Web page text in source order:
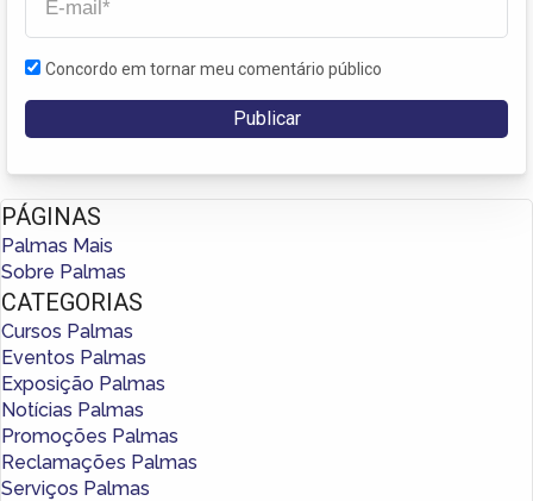
Concordo em tornar meu comentário público
PÁGINAS
Palmas Mais
Sobre Palmas
CATEGORIAS
Cursos Palmas
Eventos Palmas
Exposição Palmas
Notícias Palmas
Promoções Palmas
Reclamações Palmas
Serviços Palmas